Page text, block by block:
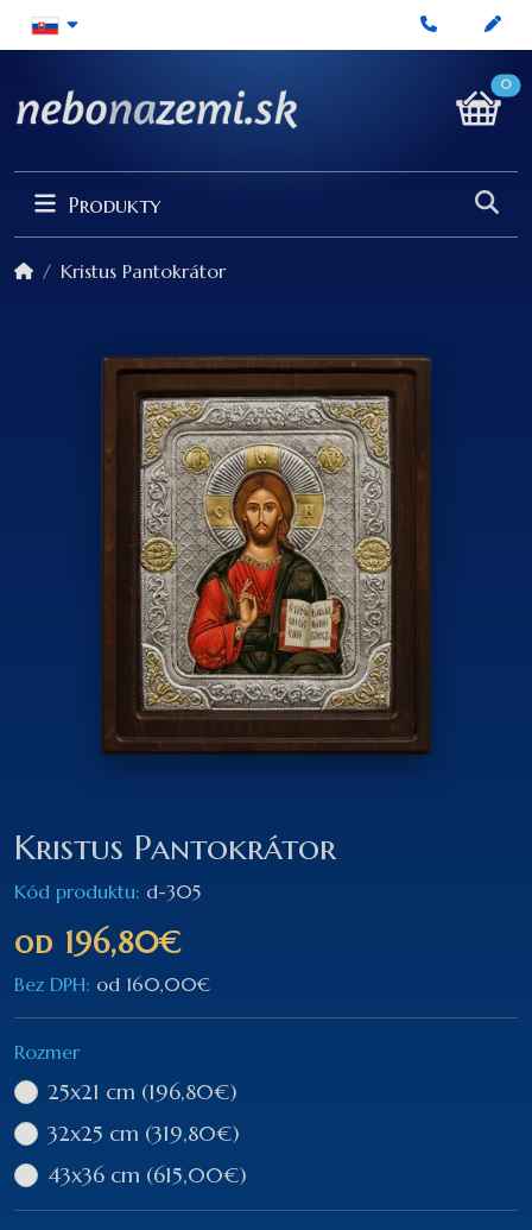
0
Produkty
Kristus Pantokrátor
Kristus Pantokrátor
Kód produktu: d-305
od 196,80€
Bez DPH: od 160,00€
Rozmer
25x21 cm (196,80€)
32x25 cm (319,80€)
43x36 cm (615,00€)